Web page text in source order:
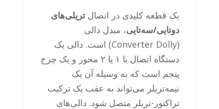
یک قطعه کلیدی در اتصال تریلی‌های
دوتایی/سه‌تایی، مبدل دالی
(Converter Dolly) است. دالی یک
دستگاه اتصال با ۱ یا ۲ محور و یک چرخ
پنجم است که به وسیله آن یک
نیمه‌تریلر می‌تواند به عقب یک ترکیب
تراکتور-تریلر متصل شود. دالی‌های